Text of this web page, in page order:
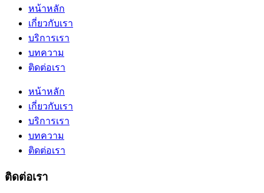
หน้าหลัก
เกี่ยวกับเรา
บริการเรา
บทความ
ติดต่อเรา
หน้าหลัก
เกี่ยวกับเรา
บริการเรา
บทความ
ติดต่อเรา
ติดต่อเรา